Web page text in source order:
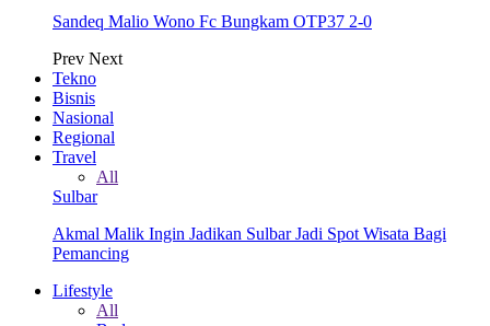
Sandeq Malio Wono Fc Bungkam OTP37 2-0
Prev Next
Tekno
Bisnis
Nasional
Regional
Travel
All
Sulbar
Akmal Malik Ingin Jadikan Sulbar Jadi Spot Wisata Bagi
Pemancing
Lifestyle
All